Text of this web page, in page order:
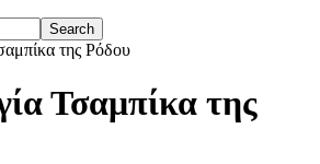
της Ρόδου
Τσαμπίκα της